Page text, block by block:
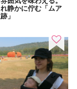
静かに佇む「ムア
」